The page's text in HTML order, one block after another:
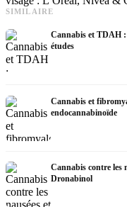
SIMILAIRE
Cannabis et TDAH :
études
Cannabis et
endocannabinoïde
Cannabis contre les
Dronabinol